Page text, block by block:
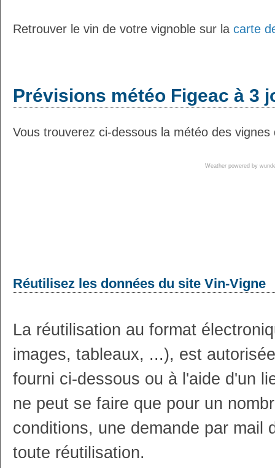
Retrouver le vin de votre vignoble sur la carte
Prévisions météo Figeac à 3
Vous trouverez ci-dessous la météo des
Weather powered by
Réutilisez les données du site Vin-Vigne
La réutilisation au format
images, tableaux, ...), est
fourni ci-dessous ou à l'aide d'un
ne peut se faire que pour un
conditions, une demande par mail
toute réutilisation.